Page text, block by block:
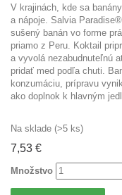
V krajinách, kde sa
a nápoje. Salvia
sušený banán vo forme
priamo z Peru. Koktail
a vyvolá nezabudnuteľnú
pridať med podľa chuti.
konzumáciu, prípravu
ako doplnok k hlavným
Na sklade (>5 ks)
7,53 €
Množstvo